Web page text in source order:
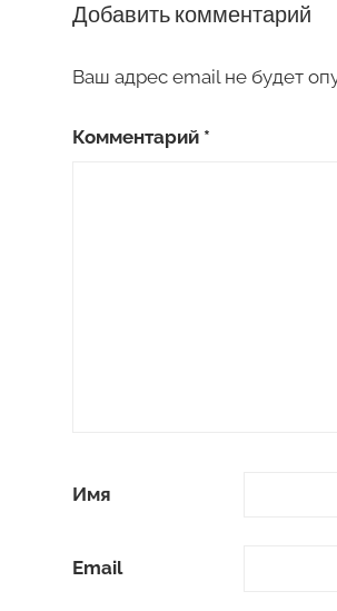
Добавить комментарий
Ваш адрес email не будет
Комментарий *
Имя
Email